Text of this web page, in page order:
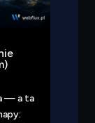
— a ta